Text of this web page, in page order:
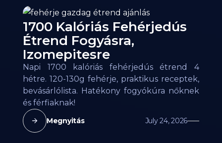
1700 Kalóriás Fehérjedús
Étrend Fogyásra,
Izomepitesre
Napi 1700 kalóriás fehérjedús étrend 4
hétre. 120-130g fehérje, praktikus receptek,
bevásárlólista. Hatékony fogyókúra nőknek
és férfiaknak!
Megnyitás July 24, 2026